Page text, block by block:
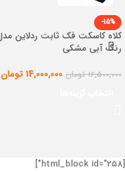
-15%
رنگ آبی مشکی
16,500,000 تومان 14,000,000 تومان
[html_block id="258"]